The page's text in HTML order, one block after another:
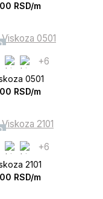
RSD/m
+6
0501
RSD/m
+6
2101
RSD/m